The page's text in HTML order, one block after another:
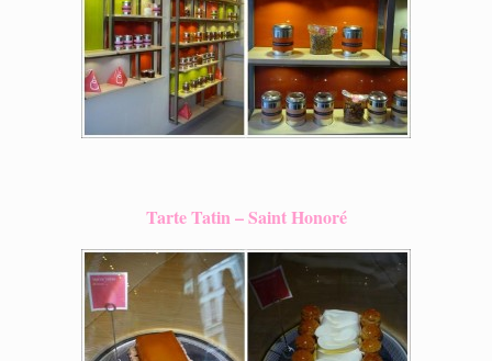
Tarte Tatin – Saint Honoré